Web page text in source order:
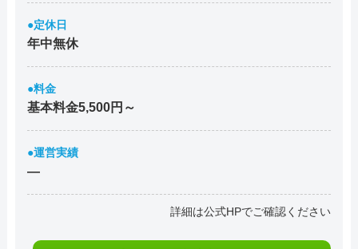
●定休日
年中無休
●料金
基本料金5,500円～
●運営実績
―
詳細は公式HPでご確認ください